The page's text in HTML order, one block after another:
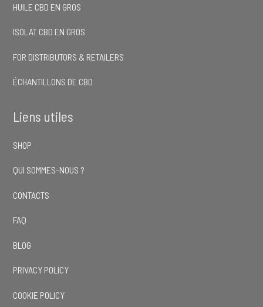
HUILE CBD EN GROS
ISOLAT CBD EN GROS
FOR DISTRIBUTORS & RETAILERS
ÉCHANTILLONS DE CBD
Liens utiles
SHOP
QUI SOMMES-NOUS ?
CONTACTS
FAQ
BLOG
PRIVACY POLICY
COOKIE POLICY